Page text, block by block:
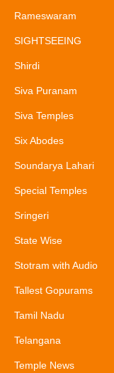
Rameswaram
SIGHTSEEING
Shirdi
Siva Puranam
Siva Temples
Six Abodes
Soundarya Lahari
Special Temples
Sringeri
State Wise
Stotram with Audio
Tallest Gopurams
Tamil Nadu
Telangana
Temple News